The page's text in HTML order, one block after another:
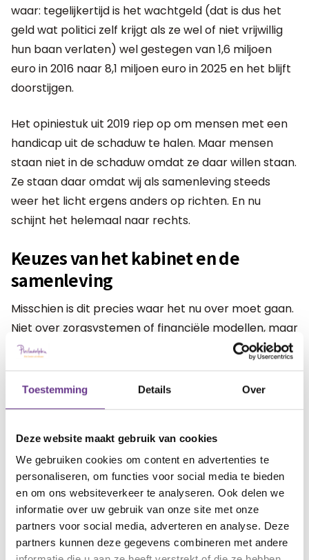
Toestemming Details Over
Deze website maakt gebruik van cookies
We gebruiken cookies om content en advertenties te
personaliseren, om functies voor social media te bieden
en om ons websiteverkeer te analyseren. Ook delen we
informatie over uw gebruik van onze site met onze
partners voor social media, adverteren en analyse. Deze
partners kunnen deze gegevens combineren met andere
waar: tegelijkertijd is het wachtgeld (dat is dus het
geld wat politici zelf krijgt als ze wel of niet vrijwillig
hun baan verlaten) wel gestegen van 1,6 miljoen
euro in 2016 naar 8,1 miljoen euro in 2025 en het blijft
doorstijgen.
Het opiniestuk uit 2019 riep op om mensen met een
handicap uit de schaduw te halen. Maar mensen
staan niet in de schaduw omdat ze daar willen staan.
Ze staan daar omdat wij als samenleving steeds
weer het licht ergens anders op richten. En nu
schijnt het helemaal naar rechts.
Keuzes van het kabinet en de
samenleving
Misschien is dit precies waar het nu over moet gaan.
Niet over zorgsystemen of financiële modellen, maar
over zichtbaarheid en over de keuzes die we als
samenleving maken. Over een kabinet dat zegt
niemand achter te laten, maar beleid maakt waarin
gezinnen die 'dag in dag uit' zorgen, mensen die ziek
niet op dit niveau kan meedoen nauwelijks
voorkomen (en dus niet zichtbaar zijn).
Als we blijven sturen op cijfers en efficiëntie, raken
deze levens steeds verder uit beeld. En wat uit beeld
raakt, telt uiteindelijk niet meer mee.